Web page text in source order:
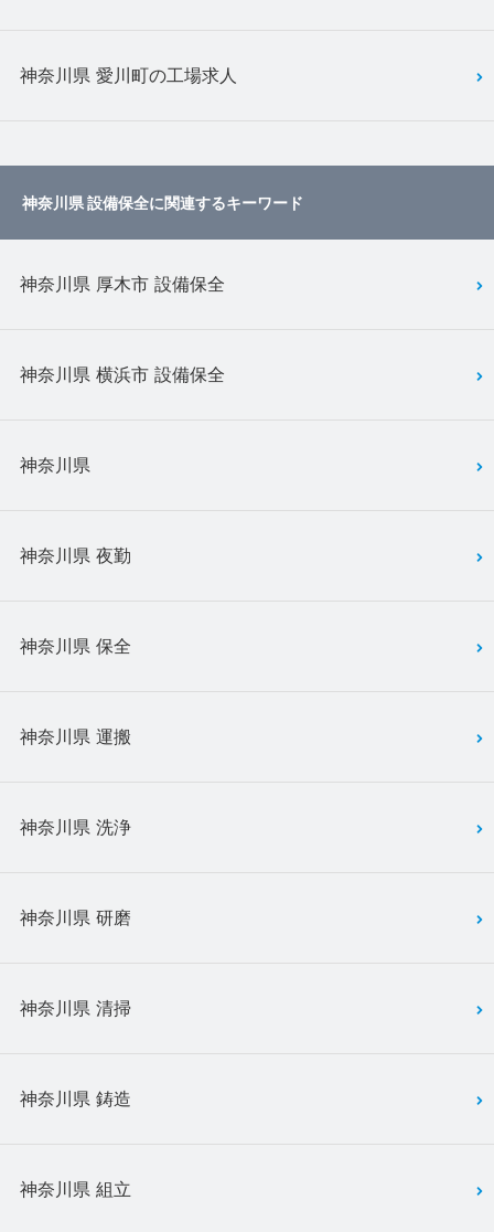
神奈川県 愛川町の工場求人
神奈川県 設備保全に関連するキーワード
神奈川県 厚木市 設備保全
神奈川県 横浜市 設備保全
神奈川県
神奈川県 夜勤
神奈川県 保全
神奈川県 運搬
神奈川県 洗浄
神奈川県 研磨
神奈川県 清掃
神奈川県 鋳造
神奈川県 組立